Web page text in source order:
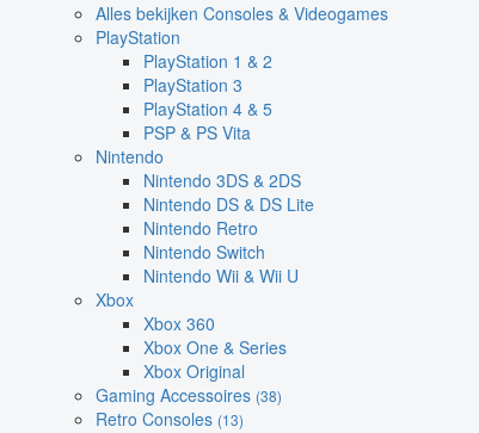
Alles bekijken Consoles & Videogames
PlayStation
PlayStation 1 & 2
PlayStation 3
PlayStation 4 & 5
PSP & PS Vita
Nintendo
Nintendo 3DS & 2DS
Nintendo DS & DS Lite
Nintendo Retro
Nintendo Switch
Nintendo Wii & Wii U
Xbox
Xbox 360
Xbox One & Series
Xbox Original
Gaming Accessoires (38)
Retro Consoles (13)